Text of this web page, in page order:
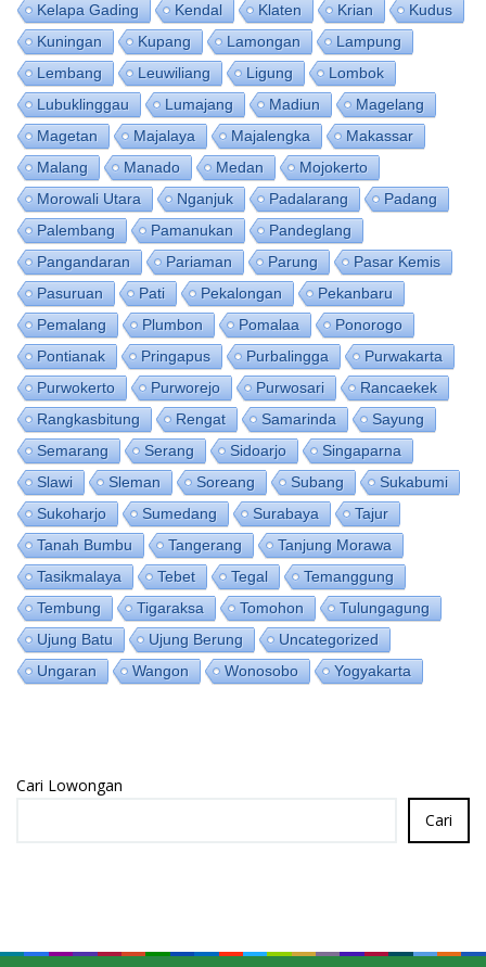
Kelapa Gading
Kendal Klaten Krian
Kudus
Kuningan
Kupang Lamongan
Lampung
Lembang
Leuwiliang Ligung
Lombok
Lubuklinggau
Lumajang Madiun
Magelang
Magetan
Majalaya Majalengka
Makassar
Malang
Manado Medan
Mojokerto
Morowali Utara
Nganjuk Padalarang
Padang
Palembang
Pamanukan
Pandeglang
Pangandaran
Pariaman Parung
Pasar Kemis
Pasuruan
Pati Pekalongan
Pekanbaru
Pemalang
Plumbon Pomalaa
Ponorogo
Pontianak
Pringapus Purbalingga
Purwakarta
Purwokerto
Purworejo Purwosari
Rancaekek
Rangkasbitung
Rengat Samarinda
Sayung
Semarang
Serang Sidoarjo
Singaparna
Slawi
Sleman Soreang Subang
Sukabumi
Sukoharjo
Sumedang Surabaya
Tajur
Tanah Bumbu
Tangerang
Tanjung Morawa
Tasikmalaya
Tebet Tegal
Temanggung
Tembung
Tigaraksa Tomohon
Tulungagung
Ujung Batu
Ujung Berung
Uncategorized
Ungaran
Wangon Wonosobo Yogyakarta
Cari Lowongan
Cari